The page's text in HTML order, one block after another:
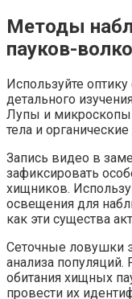
Методы
пауков-
Используйте
детального
Лупы и микроскопы
тела и органические
Запись видео в
зафиксировать
хищников.
освещения для
как эти существа
Сеточные ловушки
анализа
обитания хищных
провести их